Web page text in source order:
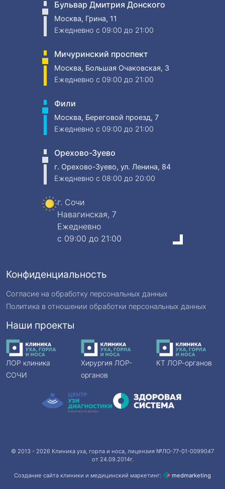
Бульвар Дмитрия Донского
Москва, Грина, 11
Ежедневно c 09:00 до 21:00
Мичуринский проспект
Москва, Большая Очаковская, 3
Ежедневно c 09:00 до 21:00
Фили
Москва, Береговой проезд, 7
Ежедневно c 09:00 до 21:00
Орехово-Зуево
г. Орехово-Зуево, ул. Ленина, 84
Ежедневно c 08:00 до 20:00
г. Сочи
Навагинская, 7
Ежедневно
c 09:00 до 21:00
Конфиденциальность
Согласие на обработку персональных данных
Политика в отношении обработки персональных данных
Наши проекты
ЛОР клиника
СОЧИ
Хирургия ЛОР-
органов
КТ ЛОР-органов
© 2013 - 2026 Клиника уха, горла и носа, лицензия №ЛО-77-01-0099047
от 24.09.2014г.
Создание сайта клиники и медицинский маркетинг: medmarketing